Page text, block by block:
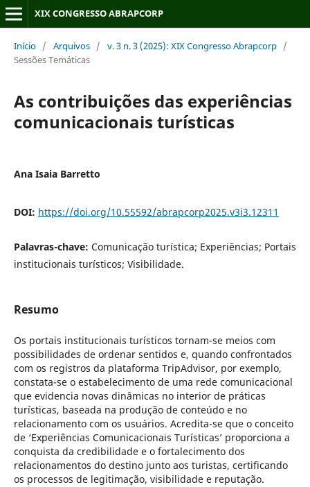
XIX CONGRESSO ABRAPCORP
Início / Arquivos / v. 3 n. 3 (2025): XIX Congresso Abrapcorp /
Sessões Temáticas
As contribuições das experiências
comunicacionais turísticas
Ana Isaia Barretto
DOI: https://doi.org/10.55592/abrapcorp2025.v3i3.12311
Palavras-chave: Comunicação turística; Experiências; Portais
institucionais turísticos; Visibilidade.
Resumo
Os portais institucionais turísticos tornam-se meios com
possibilidades de ordenar sentidos e, quando confrontados
com os registros da plataforma TripAdvisor, por exemplo,
constata-se o estabelecimento de uma rede comunicacional
que evidencia novas dinâmicas no interior de práticas
turísticas, baseada na produção de conteúdo e no
relacionamento com os usuários. Acredita-se que o conceito
de ‘Experiências Comunicacionais Turísticas’ proporciona a
conquista da credibilidade e o fortalecimento dos
relacionamentos do destino junto aos turistas, certificando
os processos de legitimação, visibilidade e reputação.